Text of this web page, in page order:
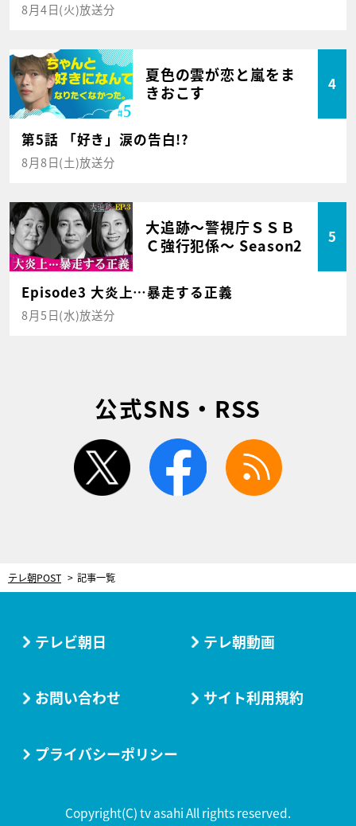
8月4日(火)放送分
夏色の雲が恋と嵐をま
きおこす
4
第5話 「好き」涙の告白!?
8月8日(土)放送分
大追跡～警視庁ＳＳＢ
Ｃ強行犯係～ Season2
5
Episode3 大炎上…暴走する正義
8月5日(水)放送分
公式SNS・RSS
twitter facebook
テレ朝POST 記事一覧
テレビ朝日 テレ朝動画
お問い合わせ サイト利用規約
プライバシーポリシー
Copyright(C) tv asahi All rights reserved.